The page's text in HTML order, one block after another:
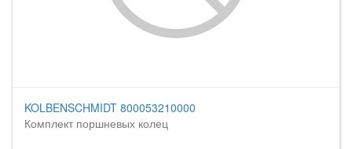
KOLBENSCHMIDT 800053210000
Комплект поршневых колец